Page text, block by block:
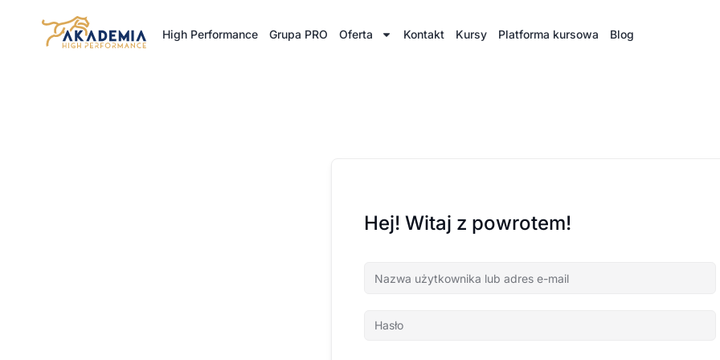
High Performance Grupa PRO Oferta Kontakt Kursy Platforma kursowa Blog
Hej! Witaj z powrotem!